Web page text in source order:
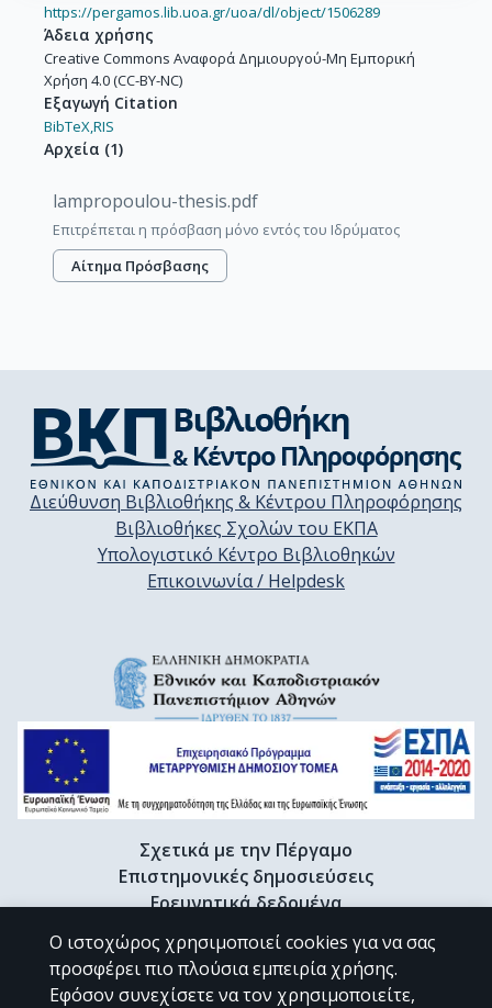
https://pergamos.lib.uoa.gr/uoa/dl/object/1506289
Άδεια χρήσης
Creative Commons Αναφορά Δημιουργού-Μη Εμπορική
Χρήση 4.0 (CC-BY-NC)
Εξαγωγή Citation
BibTeX,RIS
Αρχεία (1)
lampropoulou-thesis.pdf
Επιτρέπεται η πρόσβαση μόνο εντός του Ιδρύματος
Αίτημα Πρόσβασης
Διεύθυνση Βιβλιοθήκης & Κέντρου Πληροφόρησης
Βιβλιοθήκες Σχολών του ΕΚΠΑ
Υπολογιστικό Κέντρο Βιβλιοθηκών
Επικοινωνία / Helpdesk
Σχετικά με την Πέργαμο
Επιστημονικές δημοσιεύσεις
Ερευνητικά δεδομένα
Διδακτορικές διατριβές & Γκρίζα βιβλιογραφία
Προφίλ Ερευνητή
Ο ιστοχώρος χρησιμοποιεί cookies για να σας
προσφέρει πιο πλούσια εμπειρία χρήσης.
Εφόσον συνεχίσετε να τον χρησιμοποιείτε,